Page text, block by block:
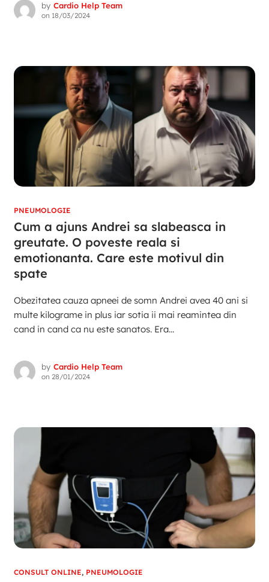
by Cardio Help Team
on 18/03/2024
PNEUMOLOGIE
Cum a ajuns Andrei sa slabeasca in
greutate. O poveste reala si
emotionanta. Care este motivul din
spate
Obezitatea cauza apneei de somn Andrei avea 40 ani si
multe kilograme in plus iar sotia ii mai reamintea din
cand in cand ca nu este sanatos. Era...
by Cardio Help Team
on 28/01/2024
CONSULT ONLINE, PNEUMOLOGIE